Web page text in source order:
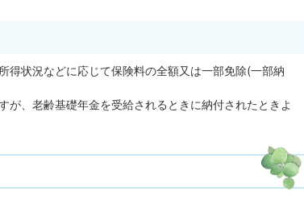
得状況などに応じて保険料の全額又は一部免除(一部納
が、老齢基礎年金を受給されるときに納付されたときよ